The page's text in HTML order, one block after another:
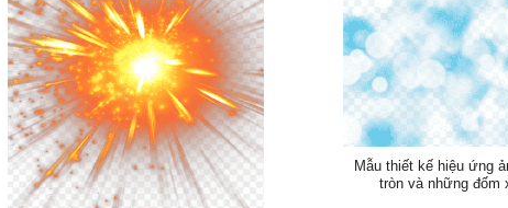
Mẫu thiết kế hiệu ứng
tròn và những đốm